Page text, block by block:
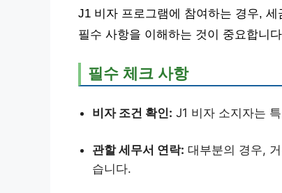
J1 비자 프로그램에 참여하는 경우,
필수 사항을 이해하는 것이 중요합니
필수 체크 사항
비자 조건 확인: J1 비자 소지자는
관할 세무서 연락: 대부분의 경우,
습니다.